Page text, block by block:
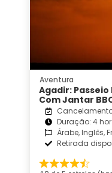
Aventura
Agadir: Passeio
Com Jantar
Duração: 4
Árabe, Inglês,
Retirada